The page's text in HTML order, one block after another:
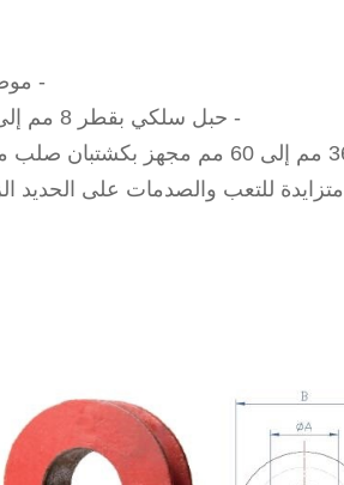
-
- حبل سلكي بقطر 8 مم إلى 32 مم مزود بكشتبان صلب مصنوع من الفولاذ المصبوب.
متزايدة للتعب والصدمات على الحديد